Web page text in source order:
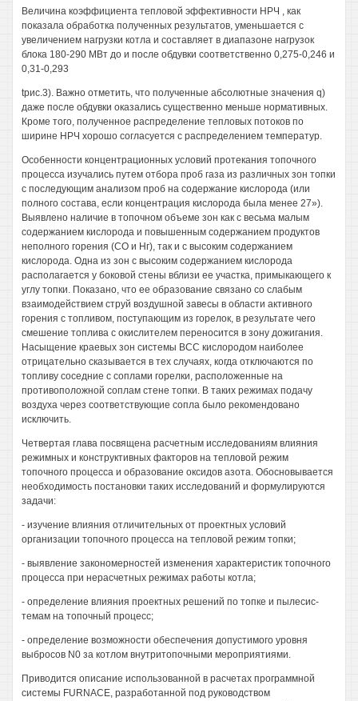
Величина коэффициента тепловой эффективности НРЧ , как
показала обработка полученных результатов, уменьшается с
увеличением нагрузки котла и составляет в диапазоне нагрузок
блока 180-290 МВт до и после обдувки соответственно 0,275-0,246 и
0,31-0,293
tрис.3). Важно отметить, что полученные абсолютные значения q)
даже после обдувки оказались существенно меньше нормативных.
Кроме того, полученное распределение тепловых потоков по
ширине НРЧ хорошо согласуется с распределением температур.
Особенности концентрационных условий протекания топочного
процесса изучались путем отбора проб газа из различных зон топки
с последующим анализом проб на содержание кислорода (или
полного состава, если концентрация кислорода была менее 27»).
Выявлено наличие в топочном объеме зон как с весьма малым
содержанием кислорода и повышенным содержанием продуктов
неполного горения (СО и Нг), так и с высоким содержанием
кислорода. Одна из зон с высоким содержанием кислорода
располагается у боковой стены вблизи ее участка, примыкающего к
углу топки. Показано, что ее образование связано со слабым
взаимодействием струй воздушной завесы в области активного
горения с топливом, поступающим из горелок, в результате чего
смешение топлива с окислителем переносится в зону дожигания.
Насыщение краевых зон системы ВСС кислородом наиболее
отрицательно сказывается в тех случаях, когда отключаются по
топливу соседние с соплами горелки, расположенные на
противоположной соплам стене топки. В таких режимах подачу
воздуха через соответствующие сопла было рекомендовано
исключить.
Четвертая глава посвящена расчетным исследованиям влияния
режимных и конструктивных факторов на тепловой режим
топочного процесса и образование оксидов азота. Обосновывается
необходимость постановки таких исследований и формулируются
задачи:
- изучение влияния отличительных от проектных условий
организации топочного процесса на тепловой режим топки;
- выявление закономерностей изменения характеристик топочного
процесса при нерасчетных режимах работы котла;
- определение влияния проектных решений по топке и пылесис-
темам на топочный процесс;
- определение возможности обеспечения допустимого уровня
выбросов N0 за котлом внутритопочными мероприятиями.
Приводится описание использованной в расчетах программной
системы FURNACE, разработанной под руководством